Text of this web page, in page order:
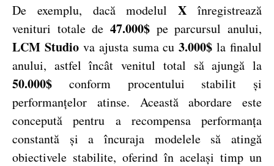
De exemplu, dacă modelulX înregistrează
venituri totale de 47.000$ pe parcursul anului,
LCM Studiova ajusta suma cu3.000$ la finalul
anului, astfel încât venitul total să ajungă la
50.000$ conform procentului stabilit și
performanțelor atinse. Această abordare este
concepută pentru a recompensa performanța
constantă și a încuraja modelele să atingă
obiectivele stabilite, oferind în același timp un